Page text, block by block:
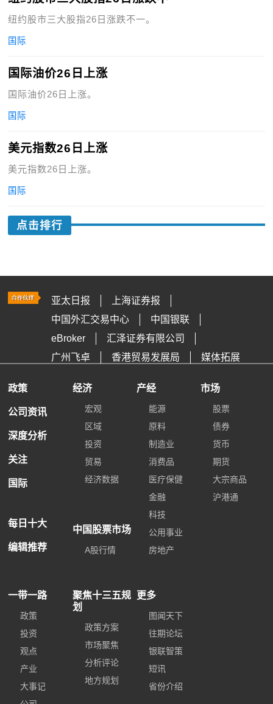
纽约股市三大股指26日涨跌不一。
国际
国际油价26日上涨
国际油价26日上涨。
国际
美元指数26日上涨
美元指数26日上涨。
国际
点击排行
亚太日报
上海证券报
中国外汇交易中心
中国银联
eBroker
汇泽证券有限公司
广州飞卓
香港贸易发展局 媒体拓展
政策
公司资讯
深度分析
关注
国际
每日十大
编辑推荐
经济
宏观
区域
投资
贸易
经济数据
中国股票市场
A股行情
产经
能源
原料
制造业
消费品
医疗保健
金融
科技
公用事业
房地产
市场
股票
债券
货币
期货
大宗商品
沪港通
一带一路
政策
投资
观点
产业
大事记
聚焦十三五规
划
政策方案
市场聚焦
分析评论
地方规划
更多
图闻天下
往期论坛
银联智策
短讯
省份介绍